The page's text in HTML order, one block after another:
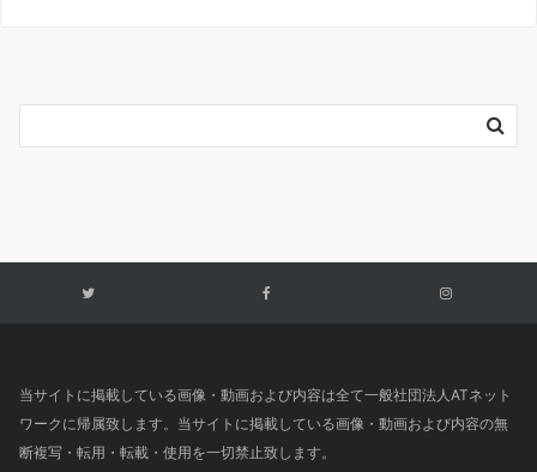
当サイトに掲載している画像・動画および内容は全て一般社団法人ATネット
ワークに帰属致します。当サイトに掲載している画像・動画および内容の無
断複写・転用・転載・使用を一切禁止致します。